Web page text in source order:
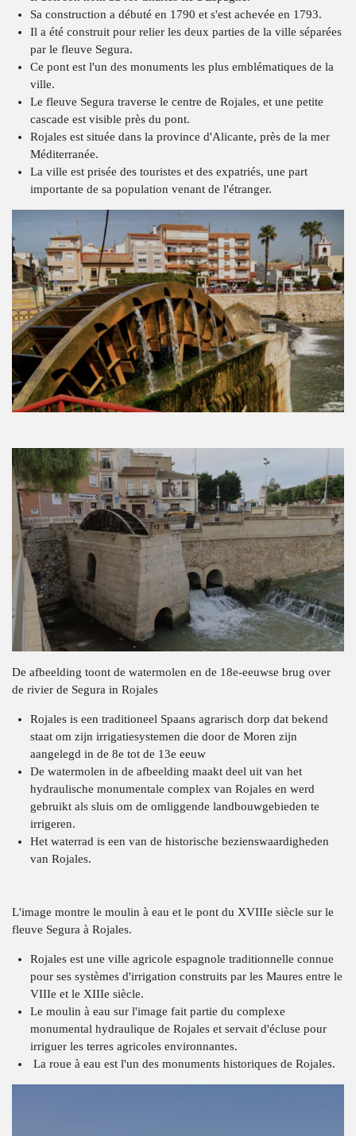
Sa construction a débuté en 1790 et s'est achevée en 1793.
Il a été construit pour relier les deux parties de la ville séparées
par le fleuve Segura.
Ce pont est l'un des monuments les plus emblématiques de la
ville.
Le fleuve Segura traverse le centre de Rojales, et une petite
cascade est visible près du pont.
Rojales est située dans la province d'Alicante, près de la mer
Méditerranée.
La ville est prisée des touristes et des expatriés, une part
importante de sa population venant de l'étranger.
De afbeelding toont de watermolen en de 18e-eeuwse brug over
de rivier de Segura in Rojales
Rojales is een traditioneel Spaans agrarisch dorp dat bekend
staat om zijn irrigatiesystemen die door de Moren zijn
aangelegd in de 8e tot de 13e eeuw
De watermolen in de afbeelding maakt deel uit van het
hydraulische monumentale complex van Rojales en werd
gebruikt als sluis om de omliggende landbouwgebieden te
irrigeren.
Het waterrad is een van de historische bezienswaardigheden
van Rojales.
L'image montre le moulin à eau et le pont du XVIIIe siècle sur le
fleuve Segura à Rojales.
Rojales est une ville agricole espagnole traditionnelle connue
pour ses systèmes d'irrigation construits par les Maures entre le
VIIIe et le XIIIe siècle.
Le moulin à eau sur l'image fait partie du complexe
monumental hydraulique de Rojales et servait d'écluse pour
irriguer les terres agricoles environnantes.
La roue à eau est l'un des monuments historiques de Rojales.